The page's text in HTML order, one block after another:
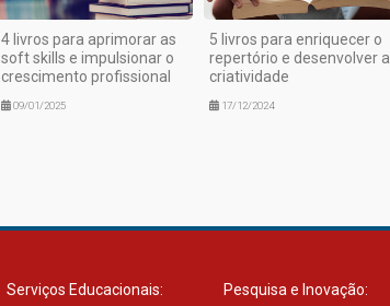
4 livros para aprimorar as
soft skills e impulsionar o
crescimento profissional
09/01/2025
5 livros para enriquecer o
repertório e desenvolver a
criatividade
17/12/2024
Serviços Educacionais:
Pesquisa e Inovação: